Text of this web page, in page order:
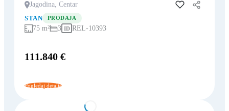
Jagodina, Centar
Dodaj u favorite
STAN
PRODAJA
75 m² 3 ID REL-10393
111.840 €
Pogledaj detalje